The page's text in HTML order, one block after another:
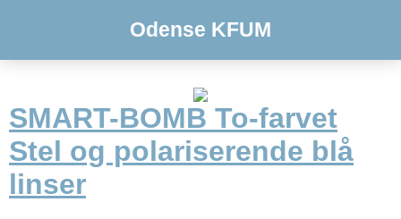
Odense KFUM
SMART-BOMB To-farvet
Stel og polariserende blå
linser